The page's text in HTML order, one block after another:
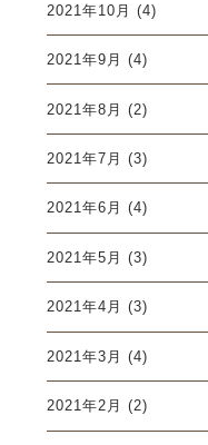
2021年10月 (4)
2021年9月 (4)
2021年8月 (2)
2021年7月 (3)
2021年6月 (4)
2021年5月 (3)
2021年4月 (3)
2021年3月 (4)
2021年2月 (2)